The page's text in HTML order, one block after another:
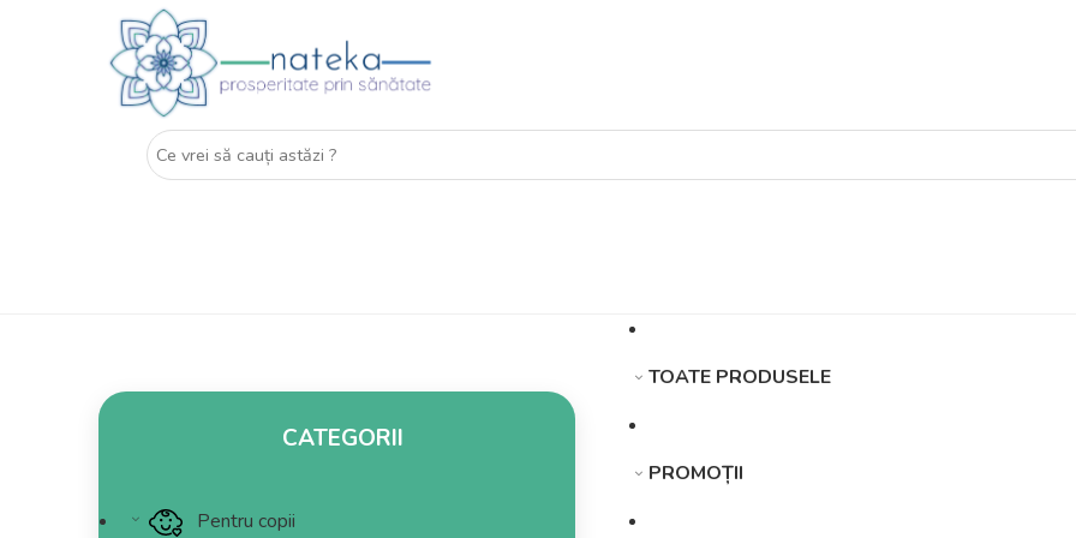
CATEGORII
Pentru copii
TOATE PRODUSELE
PROMOȚII